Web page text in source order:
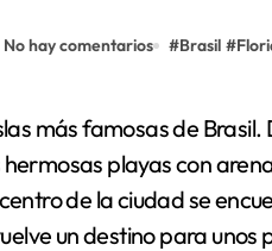
No hay comentarios #Brasil #
playas con
de la ciudad se
un destino para